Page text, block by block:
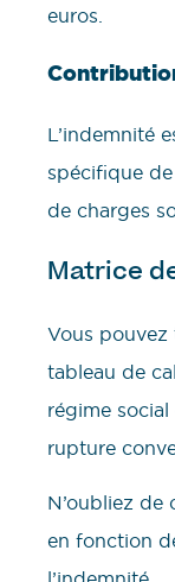
euros.
L’indemnité
spécifique
de charges
Matrice
Vous pouvez
tableau de
régime
rupture
N’oubliez de
en fonction